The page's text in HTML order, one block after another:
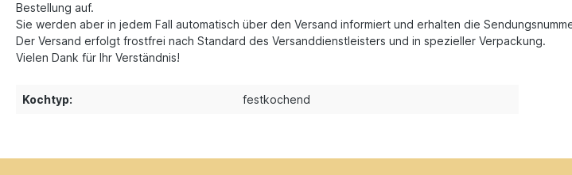
Bestellung auf.
Sie werden aber in jedem Fall automatisch über den Versand informiert und erhalten die
Der Versand erfolgt frostfrei nach Standard des Versanddienstleisters und in spezieller Verpackung.
Vielen Dank für Ihr Verständnis!
Kochtyp: festkochend